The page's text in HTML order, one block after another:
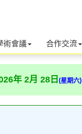
術會議 合作交流
年 2月 28日 (星期六)